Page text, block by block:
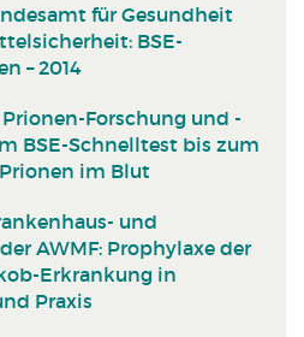
für Gesundheit
BSE-
– 2014
Forschung und -
BSE-Schnelltest bis zum
im Blut
und
AWMF: Prophylaxe der
Erkrankung in
Praxis